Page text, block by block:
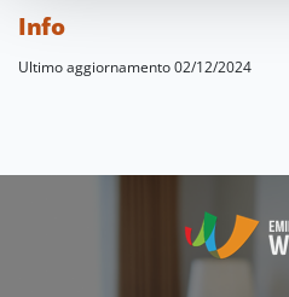
Info
Ultimo aggiornamento 02/12/2024